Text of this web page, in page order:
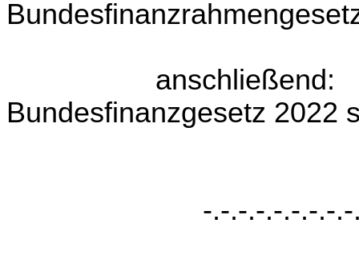
anschließend:
Bundesfinanzgesetz 2022
-.-.-.-.-.-.-.-